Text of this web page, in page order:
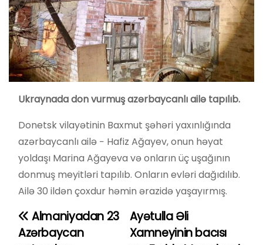
Ukraynada don vurmuş azərbaycanlı ailə tapılıb.
Donetsk vilayətinin Baxmut şəhəri yaxınlığında
azərbaycanlı ailə − Hafiz Ağayev, onun həyat
yoldaşı Marina Ağayeva və onların üç uşağının
donmuş meyitləri tapılıb. Onların evləri dağıdılıb.
Ailə 30 ildən çoxdur həmin ərazidə yaşayırmış.
Y
Ayətulla Əli
Xamneyinin bacısı
Almaniyadan 23
Azərbaycan